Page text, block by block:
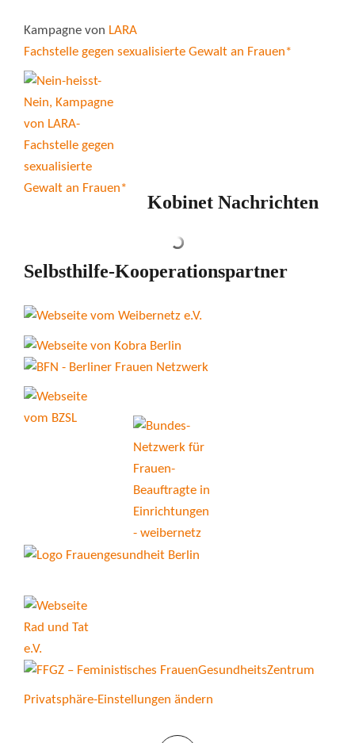
Kampagne von LARA
Fachstelle gegen sexualisierte Gewalt an Frauen*
Kobinet Nachrichten
Selbsthilfe-Kooperationspartner
Privatsphäre-Einstellungen ändern